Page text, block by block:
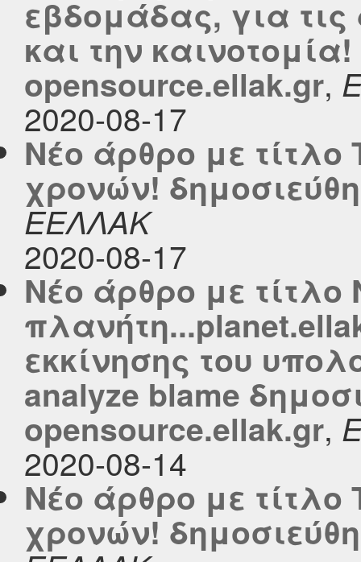
εβδομάδας, για τις
και την
opensource.ellak.gr,
2020-08-17
Νέο άρθρο με τίτλο
χρονών!
ΕΕΛΛΑΚ
2020-08-17
Νέο άρθρο με
εκκίνησης του
analyze blame
opensource.ellak.gr,
2020-08-14
Νέο άρθρο με τίτλο
χρονών!